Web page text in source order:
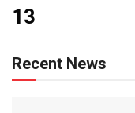
13
Recent News